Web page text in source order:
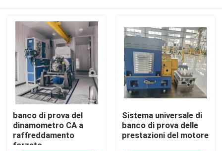
Casa.
Prodotti
banco di prova del
dinamometro CA a
raffreddamento
forzato
Sistema universale di
banco di prova delle
prestazioni del motore